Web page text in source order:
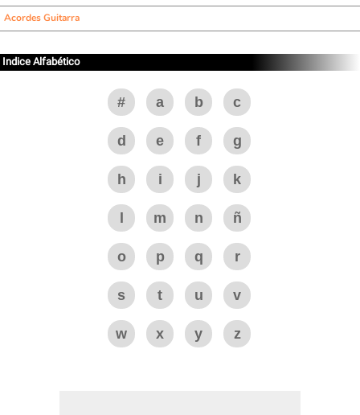
Acordes Guitarra
Indice Alfabético
# a b c
d e f g
h i j k
m n ñ
o p q r
s t u v
w x y z